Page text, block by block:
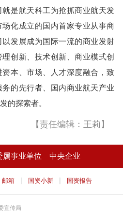
是航天科工为抢抓商业航天发
化成立的国内首家专业从事商
发展成为国际一流的商业发射
创新、技术创新、商业模式创
本、市场、人才深度融合，致
的先行者、国内商业航天产业
的探索者。
【责任编辑：王莉】
属事业单位 中央企业
邮箱 | 国资小新 | 国资报告
宣传局